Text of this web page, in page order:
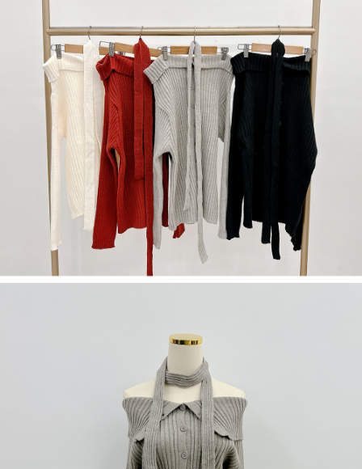
恩沛科技股份有限公司將有權停止該用戶之使用額度並採取法律行動。